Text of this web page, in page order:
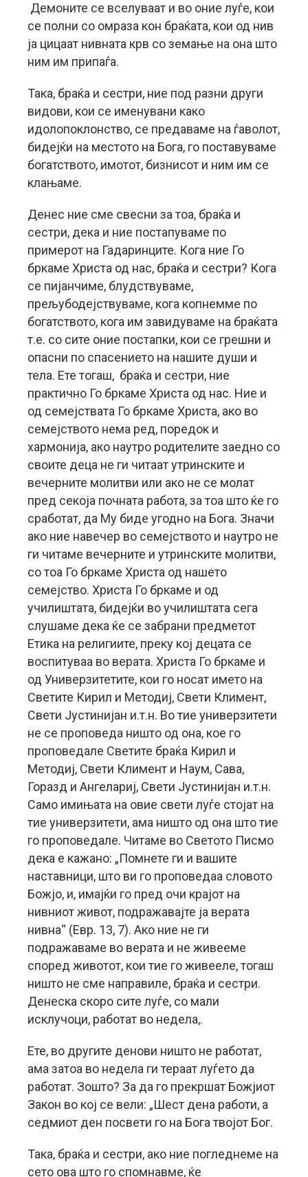
Демоните се вселуваат и во оние луѓе, кои
се полни со омраза кон браќата, кои од нив
ја цицаат нивната крв со земање на она што
ним им припаѓа.
Така, браќа и сестри, ние под разни други
видови, кои се именувани како
идолопоклонство, се предаваме на ѓаволот,
бидејќи на местото на Бога, го поставуваме
богатството, имотот, бизнисот и ним им се
клањаме.
Денес ние сме свесни за тоа, браќа и
сестри, дека и ние постапуваме по
примерот на Гадаринците. Кога ние Го
бркаме Христа од нас, браќа и сестри? Кога
се пијанчиме, блудствуваме,
прељубодејствуваме, кога копнемме по
богатството, кога им завидуваме на браќата
т.е. со сите оние постапки, кои се грешни и
опасни по спасението на нашите души и
тела. Ете тогаш, браќа и сестри, ние
практично Го бркаме Христа од нас. Ние и
од семејствата Го бркаме Христа, ако во
семејството нема ред, поредок и
хармонија, ако наутро родителите заедно со
своите деца не ги читаат утринските и
вечерните молитви или ако не се молат
пред секоја почната работа, за тоа што ќе го
сработат, да Му биде угодно на Бога. Значи
ако ние навечер во семејството и наутро не
ги читаме вечерните и утринските молитви,
со тоа Го бркаме Христа од нашето
семејство. Христа Го бркаме и од
училиштата, бидејќи во училиштата сега
слушаме дека ќе се забрани предметот
Етика на религиите, преку кој децата се
воспитуваа во верата. Христа Го бркаме и
од Универзитетите, кои го носат името на
Светите Кирил и Методиј, Свети Климент,
Свети Јустинијан и.т.н. Во тие универзитети
не се проповеда ништо од она, кое го
проповедале Светите браќа Кирил и
Методиј, Свети Климент и Наум, Сава,
Горазд и Ангелариј, Свети Јустинијан и.т.н.
Само имињата на овие свети луѓе стојат на
тие универзитети, ама ништо од она што тие
го проповедале. Читаме во Светото Писмо
дека е кажано: „Помнете ги и вашите
наставници, што ви го проповедаа словото
Божјо, и, имајќи го пред очи крајот на
нивниот живот, подражавајте ја верата
нивна“ (Евр. 13, 7). Ако ние не ги
подражаваме во верата и не живееме
според животот, кои тие го живееле, тогаш
ништо не сме направиле, браќа и сестри.
Денеска скоро сите луѓе, со мали
исклучоци, работат во недела,.
Ете, во другите денови ништо не работат,
ама затоа во недела ги тераат луѓето да
работат. Зошто? За да го прекршат Божјиот
Закон во кој се вели: „Шест дена работи, а
седмиот ден посвети го на Бога твојот Бог.
Така, браќа и сестри, ако ние погледнеме на
сето ова што го спомнавме, ќе